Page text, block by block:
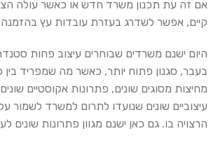
אם זה עת תכנון משרד חדש או כאשר עולה
קיים, אפשר לשדרג בעזרת עובדות עץ בהזמנה
היום ישנם משרדים שבוחרים עיצוב פחות
בעבר, סגנון פתוח יותר, כאשר מה שמפריד בין
מחיצות מסוגים שונים, פתרונות אקוסטיים
עיצוביים שונים שנועדו לתרום למשרד לשמור
הרצויה בו. גם כאן ישנם מגוון פתרונות שונים